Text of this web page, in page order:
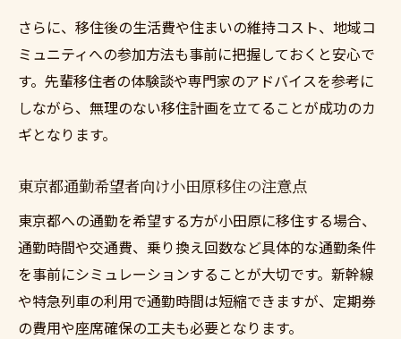
さらに、移住後の生活費や住まいの維持コスト、地域コ
ミュニティへの参加方法も事前に把握しておくと安心で
す。先輩移住者の体験談や専門家のアドバイスを参考に
しながら、無理のない移住計画を立てることが成功のカ
ギとなります。
東京都通勤希望者向け小田原移住の注意点
東京都への通勤を希望する方が小田原に移住する場合、
通勤時間や交通費、乗り換え回数など具体的な通勤条件
を事前にシミュレーションすることが大切です。新幹線
や特急列車の利用で通勤時間は短縮できますが、定期券
の費用や座席確保の工夫も必要となります。